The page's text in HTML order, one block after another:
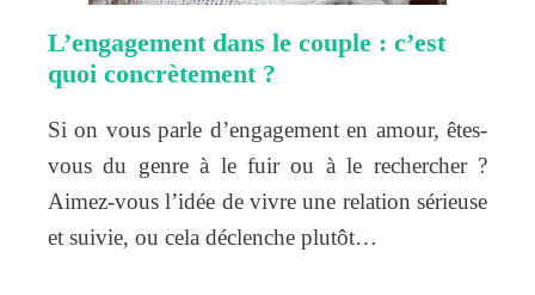
L’engagement dans le couple : c’est
quoi concrètement ?
Si on vous parle d’engagement en amour, êtes-
vous du genre à le fuir ou à le rechercher ?
Aimez-vous l’idée de vivre une relation sérieuse
et suivie, ou cela déclenche plutôt…